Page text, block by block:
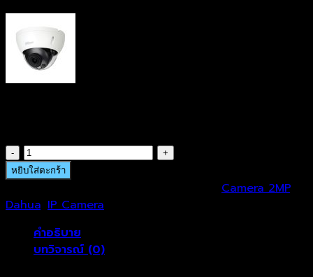
จำนวน
DHU-
5241RP-
ASE-
ชิ้น
หยิบใส่ตะกร้า
Camera 2MP,
Dahua IP Camera
คำอธิบาย
บทวิจารณ์ (0)